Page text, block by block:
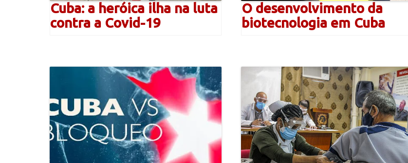
Cuba: a heróica ilha na luta
contra a Covid-19
O desenvolvimento da
biotecnologia em Cuba